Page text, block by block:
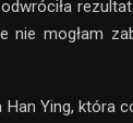
mogłam
Ying, która